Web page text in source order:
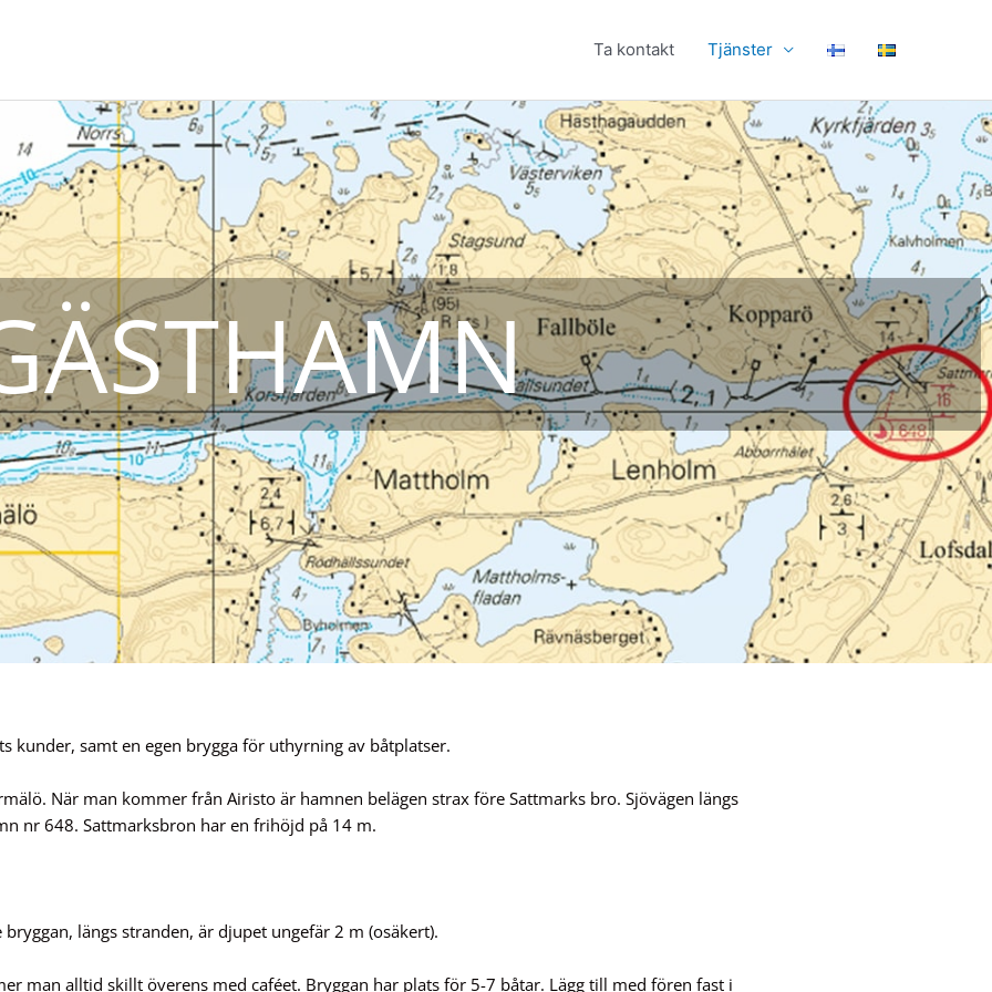
Ta kontakt Tjänster
kunder, samt en egen brygga för uthyrning av båtplatser.
När man kommer från Airisto är hamnen belägen strax före Sattmarks bro. Sjövägen längs
nr 648. Sattmarksbron har en frihöjd på 14 m.
längs stranden, är djupet ungefär 2 m (osäkert).
man alltid skillt överens med caféet. Bryggan har plats för 5-7 båtar. Lägg till med fören fast i